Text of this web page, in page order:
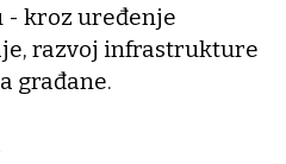
- kroz uređenje
razvoj infrastrukture
građane.